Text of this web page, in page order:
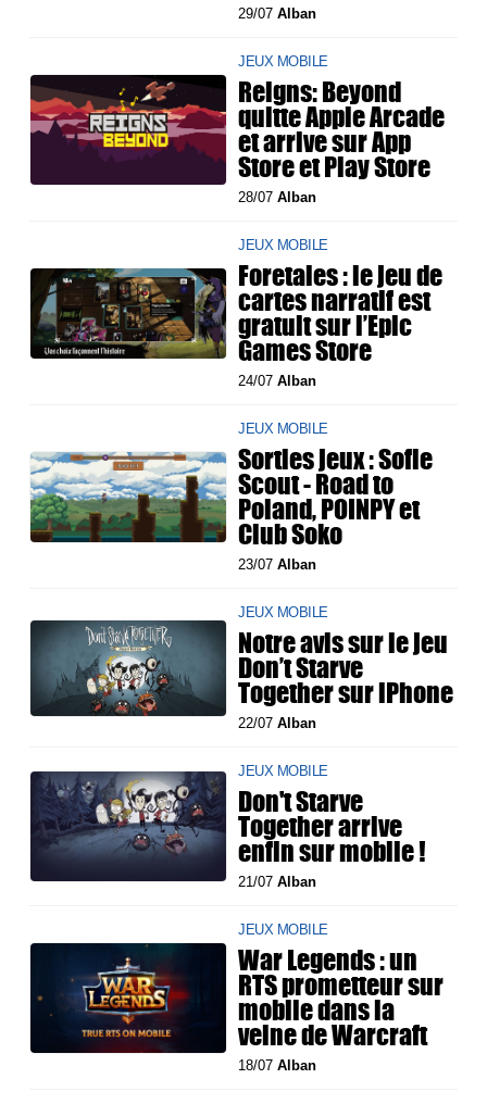
29/07Alban
JEUX MOBILE
Reigns: Beyond
quitte Apple Arcade
et arrive sur App
Store et Play Store
28/07Alban
JEUX MOBILE
Foretales : le jeu de
cartes narratif est
gratuit sur l’Epic
Games Store
24/07Alban
JEUX MOBILE
Sorties jeux : Sofie
Scout - Road to
Poland, POINPY et
Club Soko
23/07Alban
JEUX MOBILE
Notre avis sur le jeu
Don’t Starve
Together sur iPhone
22/07Alban
JEUX MOBILE
Don't Starve
Together arrive
enfin sur mobile !
21/07Alban
JEUX MOBILE
War Legends : un
RTS prometteur sur
mobile dans la
veine de Warcraft
18/07Alban